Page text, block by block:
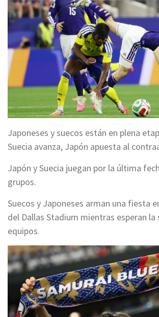
Japoneses y suecos están en plena
Suecia avanza, Japón apuesta al
Japón y Suecia juegan por la última
grupos.
Suecos y Japoneses arman una fiesta
del Dallas Stadium mientras esperan la
equipos.